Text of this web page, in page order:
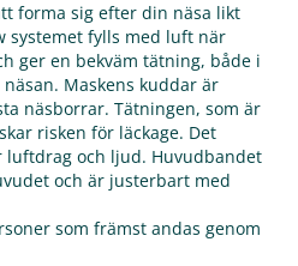
forma sig efter din näsa likt
systemet fylls med luft när
ger en bekväm tätning, både i
Maskens kuddar är
näsborrar. Tätningen, som är
risken för läckage. Det
och ljud. Huvudbandet
och är justerbart med
som främst andas genom